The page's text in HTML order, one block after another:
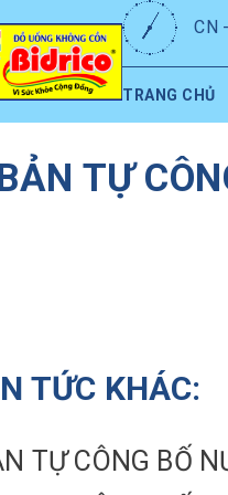
TRANG CHỦ
CN
TỰ
TỨC KHÁC:
TỰ CÔNG BỐ